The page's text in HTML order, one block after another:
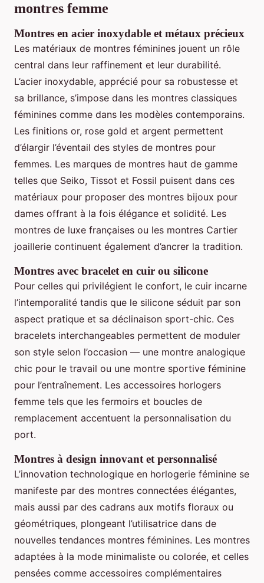
montres femme
Montres en acier inoxydable et métaux précieux
Les matériaux de montres féminines jouent un rôle
central dans leur raffinement et leur durabilité.
L’acier inoxydable, apprécié pour sa robustesse et
sa brillance, s’impose dans les montres classiques
féminines comme dans les modèles contemporains.
Les finitions or, rose gold et argent permettent
d’élargir l’éventail des styles de montres pour
femmes. Les marques de montres haut de gamme
telles que Seiko, Tissot et Fossil puisent dans ces
matériaux pour proposer des montres bijoux pour
dames offrant à la fois élégance et solidité. Les
montres de luxe françaises ou les montres Cartier
joaillerie continuent également d’ancrer la tradition.
Montres avec bracelet en cuir ou silicone
Pour celles qui privilégient le confort, le cuir incarne
l’intemporalité tandis que le silicone séduit par son
aspect pratique et sa déclinaison sport-chic. Ces
bracelets interchangeables permettent de moduler
son style selon l’occasion — une montre analogique
chic pour le travail ou une montre sportive féminine
pour l’entraînement. Les accessoires horlogers
femme tels que les fermoirs et boucles de
remplacement accentuent la personnalisation du
port.
Montres à design innovant et personnalisé
L’innovation technologique en horlogerie féminine se
manifeste par des montres connectées élégantes,
mais aussi par des cadrans aux motifs floraux ou
géométriques, plongeant l’utilisatrice dans de
nouvelles tendances montres féminines. Les montres
adaptées à la mode minimaliste ou colorée, et celles
pensées comme accessoires complémentaires